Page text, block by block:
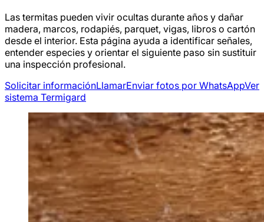
Las termitas pueden vivir ocultas durante años y dañar
madera, marcos, rodapiés, parquet, vigas, libros o cartón
desde el interior. Esta página ayuda a identificar señales,
entender especies y orientar el siguiente paso sin sustituir
una inspección profesional.
Solicitar informaciónLlamarEnviar fotos por WhatsAppVer
sistema Termigard